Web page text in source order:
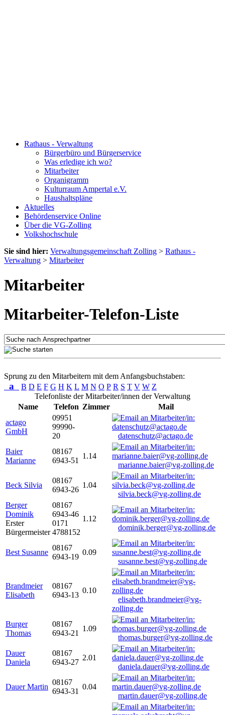
Rathaus - Verwaltung
Bürgerbüro und Bürgerservice
Was erledige ich wo?
Mitarbeiter
Organigramm
Kulturraum Ampertal e.V.
Haushaltspläne
Aktuelles
Behördenservice Online
Über die VG-Zolling
Volkshochschule
Sie sind hier: Verwaltungsgemeinschaft Zolling > Rathaus -
Verwaltung > Mitarbeiter
Mitarbeiter
Mitarbeiter-Telefon-Liste
Sprung zu den Mitarbeitern mit dem Anfangsbuchstaben:
a B D E F G H K L M N O P R S T V W Z
Telefonliste der Mitarbeiter/innen der Verwaltung
Name
Telefon Zimmer
Mail
actago
GmbH
09951
99990-
20
datenschutz@actago.de
Baier
Marianne
08167
6943-51
1.14
marianne.baier@vg-zolling.de
Beck Silvia
08167
6943-26
1.04
silvia.beck@vg-zolling.de
Berger
Dominik
Erster
Bürgermeister
08167
6943-46
0171
4788152
1.12
dominik.berger@vg-zolling.de
Best Susanne
08167
6943-19
0.09
susanne.best@vg-zolling.de
Brandmeier
Elisabeth
08167
6943-13
0.10
elisabeth.brandmeier@vg-
zolling.de
Burger
Thomas
08167
6943-21
1.09
thomas.burger@vg-zolling.de
Dauer
Daniela
08167
6943-27
2.01
daniela.dauer@vg-zolling.de
Dauer Martin
08167
6943-31
0.04
martin.dauer@vg-zolling.de